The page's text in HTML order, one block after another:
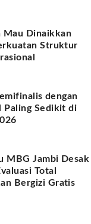
Mau Dinaikkan
Struktur
dengan
Paling Sedikit di
MBG Jambi Desak
Total
Bergizi Gratis